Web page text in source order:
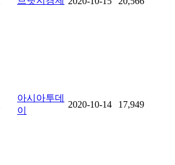
아시아투데
이
2020-10-14 17,949